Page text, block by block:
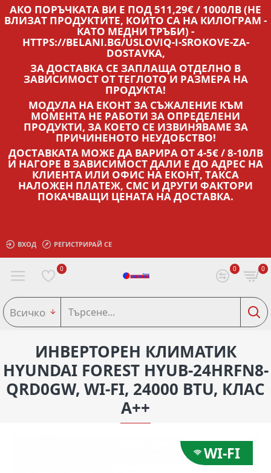
АКО ПОРЪЧКАТА ВИ Е ПОД 511,29€ / 1000ЛВ (НЕ
ВЛИЗАТ ПРОДУКТИТЕ, КОИТО СА НА КИЛОГРАМ -
КАТО МЕДНИ ТРЪБИ) -
HTTPS://BELANI.BG/USLOVIQ-I-SROKOVE-ZA-
DOSTAVKA,
ЗА ДОСТАВКА СЕ ЗАПЛАЩА ОТДЕЛНО В
ЗАВИСИМОСТ ОТ ТЕГЛОТО И РАЗМЕРА НА
ПРОДУКТА!
МОДУЛА НА ЕКОНТ ЗА СЪЖАЛЕНИЕ КЪМ
МОМЕНТА НЕ РАБОТИ ЗА ОПРЕДЕЛЕНИ
ПРОДУКТИ, ЗА КОЕТО СЕ ИЗВИНЯВАМЕ ЗА
ПРИЧИНЕНОТО НЕУДОБСТВО!
ДОСТАВКАТА МОЖЕ ДА ВАРИРА ОТ 4-5€ / 8-10ЛВ
И НАГОРЕ В ЗАВИСИМОСТ ДАЛИ Е ДО АДРЕС НА
КЛИЕНТА ИЛИ ОФИС НА ЕКОНТ, ТАКСА
НАЛОЖЕН ПЛАТЕЖ, СМС И ДРУГИ ФАКТОРИ
ПОКАЧВАЩИ ЦЕНАТА НА ДОСТАВКА.
ВХОД РЕГИСТРИРАЙ СЕ
0 0 0
Всичко
ИНВЕРТОРЕН КЛИМАТИК
HYUNDAI FOREST HYUB-24HRFN8-
QRD0GW, WI-FI, 24000 BTU, КЛАС
A++
WI-FI